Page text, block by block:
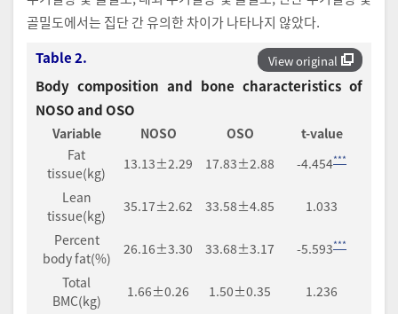
골밀도에서는 집단 간 유의한 차이가 나타나지 않았다.
View original
Table 2.
Body composition and bone characteristics of
NOSO and OSO
Variable NOSO OSO
t-value
Fat
tissue(kg)
13.13±2.29 17.83±2.88 -4.454***
Lean
tissue(kg)
35.17±2.62 33.58±4.85
1.033
Percent
body fat(%)
26.16±3.30 33.68±3.17 -5.593***
Total
BMC(kg)
1.66±0.26 1.50±0.35
1.236